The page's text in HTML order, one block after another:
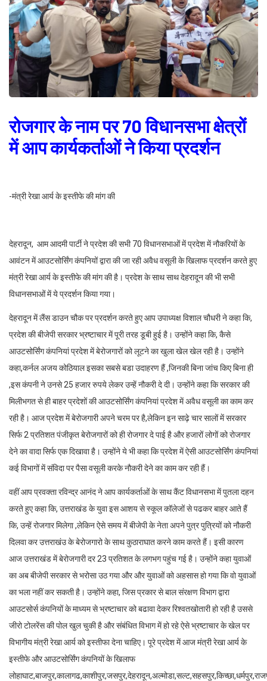
रोजगार के नाम पर 70 विधानसभा क्षेत्रों
में आप कार्यकर्ताओं ने किया प्रदर्शन
-मंत्री रेखा आर्य के इस्तीफे की मांग की
देहरादून, आम आदमी पार्टी ने प्रदेश की सभी 70 विधानसभाओं में प्रदेश में नौकरियों के
आवंटन में आउटसोर्सिंग कंपनियों द्वारा की जा रही अवैध वसूली के खिलाफ प्रदर्शन करते हुए
मंत्री रेखा आर्य के इस्तीफे की मांग की है। प्रदेश के साथ साथ देहरादून की भी सभी
विधानसभाओं में ये प्रदर्शन किया गया।
देहरादून में लैंस डाउन चौक पर प्रदर्शन करते हुए आप उपाध्यक्ष विशाल चौधरी ने कहा कि,
प्रदेश की बीजेपी सरकार भ्रष्टाचार में पूरी तरह डूबी हुई है। उन्होंने कहा कि, कैसे
आउटसोर्सिंग कंपनियां प्रदेश में बेरोजगारों को लूटने का खुला खेल खेल रही है। उन्होंने
कहा,कर्नल अजय कोठियाल इसका सबसे बडा उदाहरण हैं ,जिनकी बिना जांच किए बिना ही
,इस कंपनी ने उनसे 25 हजार रुपये लेकर उन्हें नौकरी दे दी। उन्होंने कहा कि सरकार की
मिलीभगत से ही बाहर प्रदेशों की आउटसोर्सिंग कंपनियां प्रदेश में अवैध वसूली का काम कर
रही है। आज प्रदेश में बेरोजगारी अपने चरम पर है,लेकिन इन साढ़े चार सालों में सरकार
सिर्फ 2 प्रतिशत पंजीकृत बेरोजगारों को ही रोजगार दे पाई है और हजारों लोगों को रोजगार
देने का वादा सिर्फ एक दिखावा है। उन्होंने ये भी कहा कि प्रदेश में ऐसी आउटसोर्सिंग कंपनियां
कई विभागों में संविदा पर पैसा वसूली करके नौकरी देने का काम कर रही हैं।
वहीं आप प्रवक्ता रविन्द्र आनंद ने आप कार्यकर्ताओं के साथ कैंट विधानसभा में पुतला दहन
करते हुए कहा कि, उत्तराखंड के युवा इस आशय से स्कूल कॉलेजों से पढकर बाहर आते हैं
कि, उन्हें रोजगार मिलेगा ,लेकिन ऐसे समय में बीजेपी के नेता अपने पुत्र पुत्रियों को नौकरी
दिलवा कर उत्तराखंउ के बेरोजगारो के साथ कुठाराघात करने काम करते हैं। इसी कारण
आज उत्तराखंड में बेरोजगारी दर 23 प्रतिशत के लगभग पहुंच गई है। उन्होंने कहा युवाओं
का अब बीजेपी सरकार से भरोसा उठ गया और और युवाओं को अहसास हो गया कि वो युवाओं
का भला नहीं कर सकती है। उन्होंने कहा, जिस प्रकार से बाल संरक्षण विभाग द्वारा
आउटसोर्स कंपनियों के माध्यम से भ्रष्टाचार को बढावा देकर रिश्वतखोतारी हो रही है उससे
जीरो टोलरेंस की पोल खुल चुकी है और संबंधित विभाग में हो रहे ऐसे भ्रष्टाचार के खेल पर
विभागीय मंत्री रेखा आर्य को इस्तीफा देना चाहिए। पूरे प्रदेश में आज मंत्री रेखा आर्य के
इस्तीफे और आउटसोर्सिंग कंपनियों के खिलाफ